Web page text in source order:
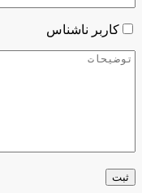
کاربر ناشناس